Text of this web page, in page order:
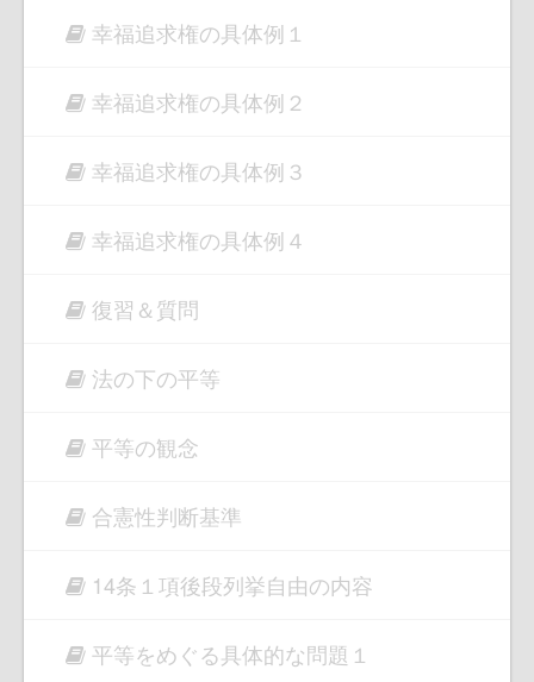
幸福追求権の具体例１
幸福追求権の具体例２
幸福追求権の具体例３
幸福追求権の具体例４
復習＆質問
法の下の平等
平等の観念
合憲性判断基準
14条１項後段列挙自由の内容
平等をめぐる具体的な問題１